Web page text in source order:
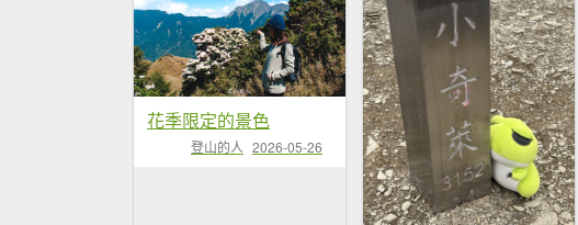
花季限定的景色
登山的人 2026-05-26